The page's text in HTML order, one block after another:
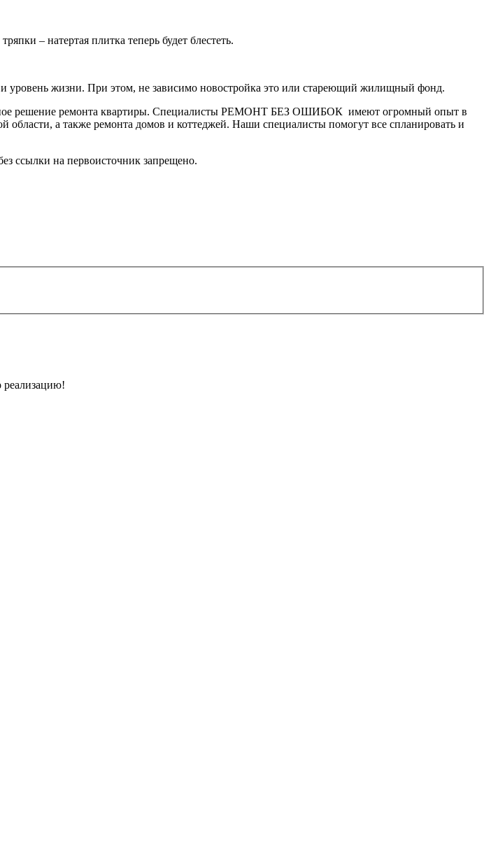
– натертая плитка теперь будет блестеть.
жизни. При этом, не зависимо новостройка это или стареющий жилищный фонд.
решение ремонта квартиры. Специалисты РЕМОНТ БЕЗ ОШИБОК имеют огромный опыт в
а также ремонта домов и коттеджей. Наши специалисты помогут все спланировать и
на первоисточник запрещено.
реализацию!